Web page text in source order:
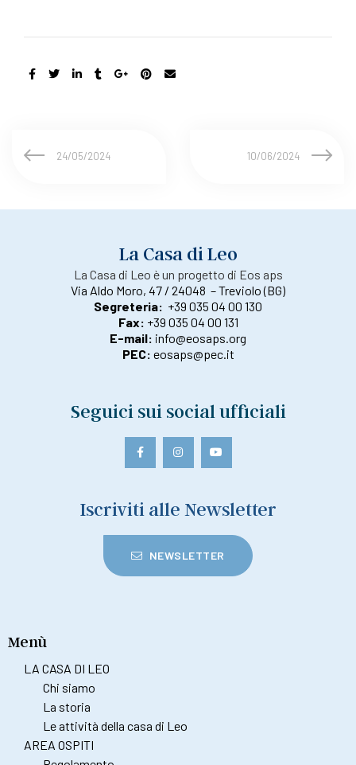
24/05/2024 10/06/2024
La Casa di Leo
La Casa di Leo è un progetto di Eos aps
Via Aldo Moro, 47 / 24048 – Treviolo (BG)
Segreteria: +39 035 04 00 130
Fax: +39 035 04 00 131
E-mail: info@eosaps.org
PEC: eosaps@pec.it
Seguici sui social ufficiali
Iscriviti alle Newsletter
NEWSLETTER
Menù
LA CASA DI LEO
Chi siamo
La storia
Le attività della casa di Leo
AREA OSPITI